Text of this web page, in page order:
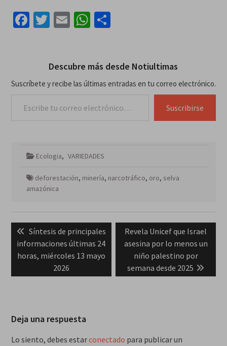
Facebook
Twitter
EmailWhatsApp
Compartir
Descubre más desde Notiultimas
Suscríbete y recibe las últimas entradas en tu correo electrónico.
Suscribirse
Ecologia, VARIEDADES
deforestación, minería, narcotráfico, oro, selva
amazónica
Navegación
de
entradas
Previous
post:
Síntesis de principales
informaciones últimas 24
horas, miércoles 13 mayo
2026
Next
post:
Revela Unicef que Israel
asesina por lo menos un
niño palestino por
semana desde 2025
Deja una respuesta
Lo siento, debes estarconectado para publicar un